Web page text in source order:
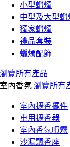
小型蠟燭
中型及大型蠟
獨家蠟燭
禮品套裝
蠟燭配飾
瀏覽所有產品
室內香氛 瀏覽所有
室內擴香擺件
車用擴香器
室內香氛噴霧
沙漏飄香座